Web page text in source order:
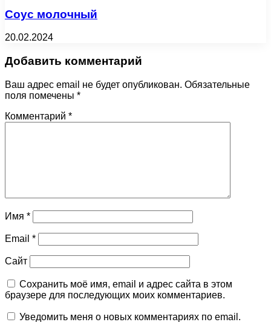
Соус молочный
20.02.2024
Добавить комментарий
Ваш адрес email не будет опубликован. Обязательные
поля помечены *
Комментарий *
Имя *
Email *
Сайт
Сохранить моё имя, email и адрес сайта в этом
браузере для последующих моих комментариев.
Уведомить меня о новых комментариях по email.